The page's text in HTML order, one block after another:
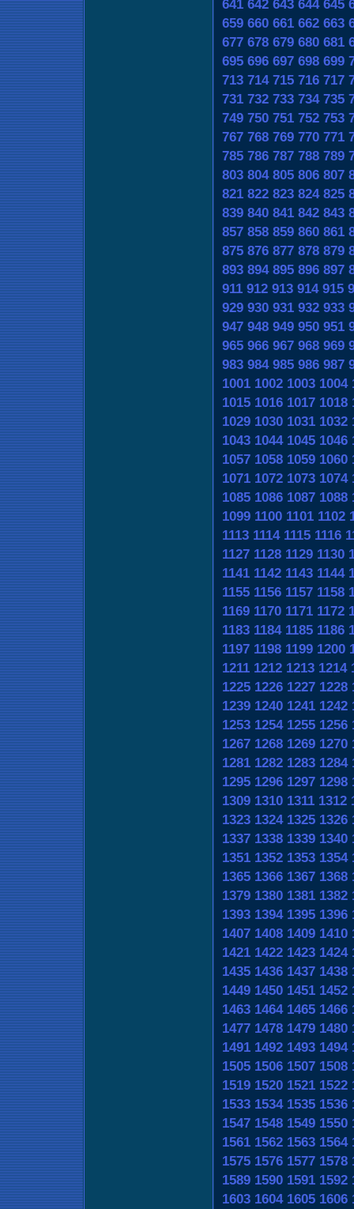
641 642 643 644 645
659 660 661 662 663
677 678 679 680 681
695 696 697 698 699
713 714 715 716 717
731 732 733 734 735
749 750 751 752 753
767 768 769 770 771
785 786 787 788 789
803 804 805 806 807
821 822 823 824 825
839 840 841 842 843
857 858 859 860 861
875 876 877 878 879
893 894 895 896 897
911 912 913 914 915
929 930 931 932 933
947 948 949 950 951
965 966 967 968 969
983 984 985 986 987
1001 1002 1003 1004
1015 1016 1017 1018
1029 1030 1031 1032
1043 1044 1045 1046
1057 1058 1059 1060
1071 1072 1073 1074
1085 1086 1087 1088
1099 1100 1101 1102
1113 1114 1115 1116
1127 1128 1129 1130
1141 1142 1143 1144
1155 1156 1157 1158
1169 1170 1171 1172
1183 1184 1185 1186
1197 1198 1199 1200
1211 1212 1213 1214
1225 1226 1227 1228
1239 1240 1241 1242
1253 1254 1255 1256
1267 1268 1269 1270
1281 1282 1283 1284
1295 1296 1297 1298
1309 1310 1311 1312
1323 1324 1325 1326
1337 1338 1339 1340
1351 1352 1353 1354
1365 1366 1367 1368
1379 1380 1381 1382
1393 1394 1395 1396
1407 1408 1409 1410
1421 1422 1423 1424
1435 1436 1437 1438
1449 1450 1451 1452
1463 1464 1465 1466
1477 1478 1479 1480
1491 1492 1493 1494
1505 1506 1507 1508
1519 1520 1521 1522
1533 1534 1535 1536
1547 1548 1549 1550
1561 1562 1563 1564
1575 1576 1577 1578
1589 1590 1591 1592
1603 1604 1605 1606